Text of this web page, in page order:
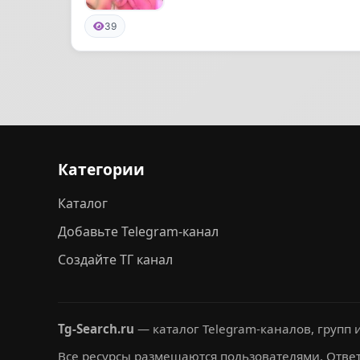
39
Категории
Каталог
Добавьте Telegram-канал
Создайте ТГ канал
Tg-Search.ru — каталог Telegram-каналов, групп
Все ресурсы размещаются пользователями.